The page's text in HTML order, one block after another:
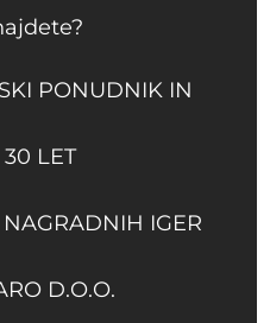
PONUDNIK IN
LET
IGER
D.O.O.